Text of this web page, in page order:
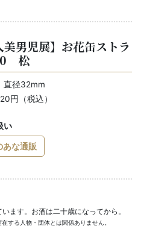
美男児展】お花缶ストラ
松
直径32mm
円（税込）
い
あな通販
ます。お酒は二十歳になってから。
する人物・団体とは関係ありません。